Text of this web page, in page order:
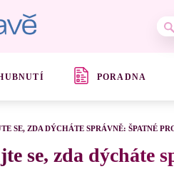
PORADNA
SE, ZDA DÝCHÁTE SPRÁVNĚ: ŠPATNÉ
se, zda dýcháte